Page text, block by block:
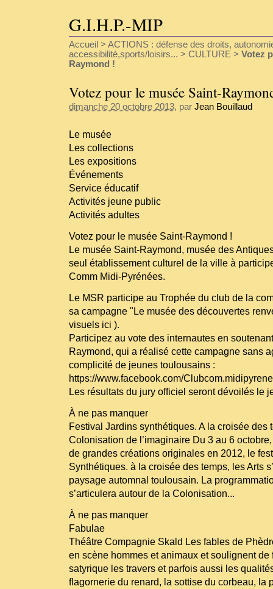
G.I.H.P.-MIP
Accueil > ACTIONS : défense des droits,
accessibilité,sports/loisirs... > CULTURE > Votez
Raymond !
Votez pour le musée Saint-
dimanche 20 octobre 2013, par Jean Bouillaud
Le musée
Les collections
Les expositions
Événements
Service éducatif
Activités jeune public
Activités adultes
Votez pour le musée Saint-Raymond !
Le musée Saint-Raymond, musée des
seul établissement culturel de la ville à
Comm Midi-Pyrénées.
Le MSR participe au Trophée du club de la
sa campagne "Le musée des découvertes
visuels ici ).
Participez au vote des internautes en
Raymond, qui a réalisé cette campagne sans
complicité de jeunes toulousains :
https://www.facebook.com/
Les résultats du jury officiel seront dévoilés le
À ne pas manquer
Festival Jardins synthétiques. A la croisée des
Colonisation de l’imaginaire Du 3 au 6
de grandes créations originales en 2012, le
Synthétiques. à la croisée des temps, les Arts
paysage automnal toulousain. La
s’articulera autour de la Colonisation...
À ne pas manquer
Fabulae
Théâtre Compagnie Skald Les fables de
en scène hommes et animaux et soulignent de
satyrique les travers et parfois aussi les
flagornerie du renard, la sottise du corbeau, la